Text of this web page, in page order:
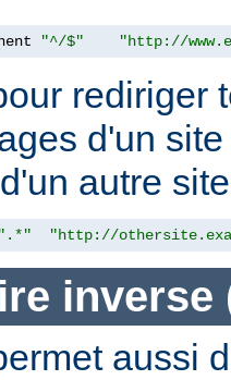
"^/$" "http://
rediriger
d'un
autre
".*" "http://
inverse
aussi